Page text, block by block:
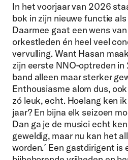
In het voorjaar van 2026
bok in zijn nieuwe functie
Daarmee gaat een wens
orkestleden én heel veel
vervulling. Want Hasan
zijn eerste NNO-optreden in
band alleen maar sterker
Enthousiasme alom dus,
zó leuk, echt. Hoelang ken
jaar? En bijna elk seizoen
Dan ga je de musici echt
geweldig, maar nu kan het
worden.´ Een gastdirigent is